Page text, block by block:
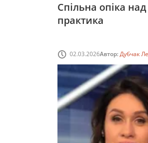
Спільна опіка
практика
02.03.2026Автор:Дубчак